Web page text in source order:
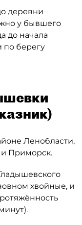
деревни
у бывшего
до начала
берегу
Ленобласти,
и Приморск.
хвойные, и